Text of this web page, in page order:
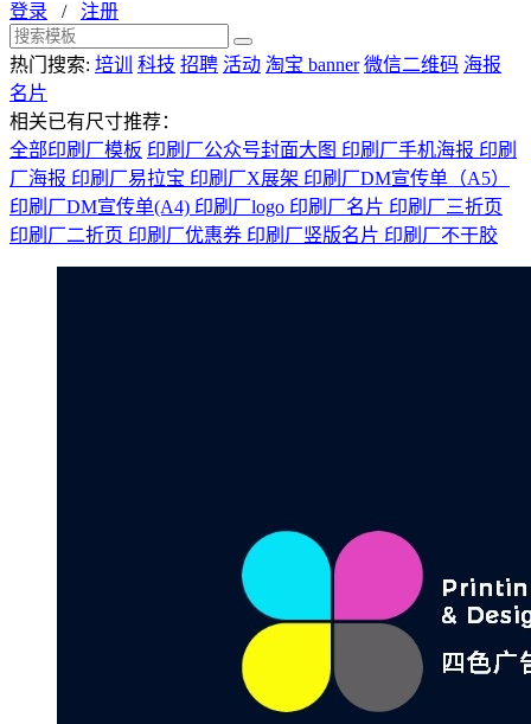
登录 / 注册
热门搜索: 培训 科技 招聘 活动 淘宝 banner 微信二维码 海报
名片
相关已有尺寸推荐：
全部印刷厂模板 印刷厂公众号封面大图 印刷厂手机海报 印刷
厂海报 印刷厂易拉宝 印刷厂X展架 印刷厂DM宣传单（A5）
印刷厂DM宣传单(A4) 印刷厂logo 印刷厂名片 印刷厂三折页
印刷厂二折页 印刷厂优惠券 印刷厂竖版名片 印刷厂不干胶